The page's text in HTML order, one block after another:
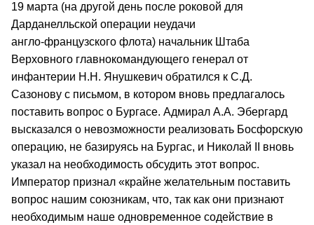
19 марта (на другой день после роковой для
Дарданелльской операции неудачи
англо‑французского флота) начальник Штаба
Верховного главнокомандующего генерал от
инфантерии Н.Н. Янушкевич обратился к С.Д.
Сазонову с письмом, в котором вновь предлагалось
поставить вопрос о Бургасе. Адмирал А.А. Эбергард
высказался о невозможности реализовать Босфорскую
операцию, не базируясь на Бургас, и Николай II вновь
указал на необходи­мость обсудить этот вопрос.
Император признал «крайне желательным поставить
вопрос нашим союзникам, что, так как они признают
необходи­мым наше одновременное содействие в